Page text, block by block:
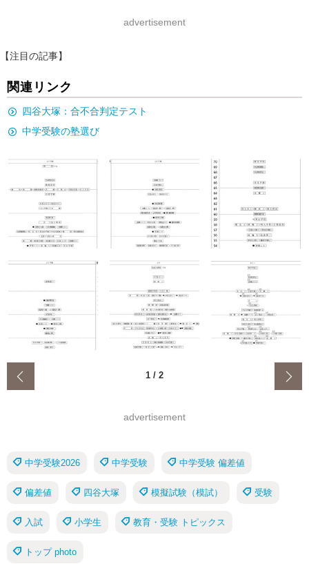
advertisement
【注目の記事】
関連リンク
四谷大塚：合不合判定テスト
中学受験の塾選び
1 / 2
advertisement
中学受験2026 中学受験 中学受験 偏差値
偏差値 四谷大塚 模擬試験（模試） 受験
入試 小学生 教育・受験 トピックス
トップ photo